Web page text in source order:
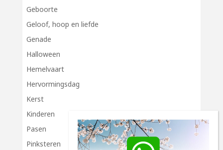
Geboorte
Geloof, hoop en liefde
Genade
Halloween
Hemelvaart
Hervormingsdag
Kerst
Kinderen
Pasen
Pinksteren